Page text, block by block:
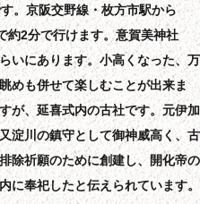
。京阪交野線・枚方市駅から
約2分で行けます。意賀美神社
いにあります。小高くなった、万
めも併せて楽しむことが出来ま
が、延喜式内の古社です。元伊加
淀川の鎮守として御神威高く、古
除祈願のために創建し、開化帝の
に奉祀したと伝えられています。